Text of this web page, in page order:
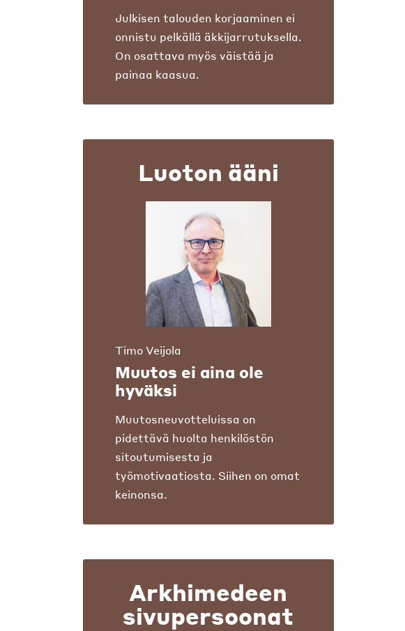
Julkisen talouden korjaaminen ei
onnistu pelkällä äkkijarrutuksella.
On osattava myös väistää ja
painaa kaasua.
Luoton ääni
Timo Veijola
Muutos ei aina ole
hyväksi
Muutosneuvotteluissa on
pidettävä huolta henkilöstön
sitoutumisesta ja
työmotivaatiosta. Siihen on omat
keinonsa.
Arkhimedeen
sivupersoonat